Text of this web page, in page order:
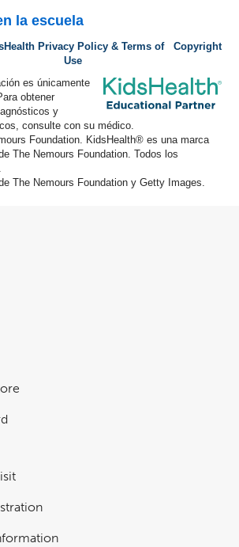
la escuela
Privacy Policy & Terms of
Use
Copyright
es únicamente
obtener
y
consulte con su médico.
Foundation. KidsHealth® es una marca
The Nemours Foundation. Todos los
The Nemours Foundation y Getty Images.